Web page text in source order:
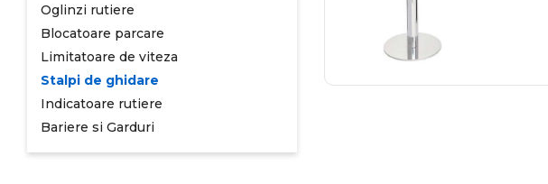
Oglinzi rutiere
Blocatoare parcare
Limitatoare de viteza
Stalpi de ghidare
Indicatoare rutiere
Bariere si Garduri